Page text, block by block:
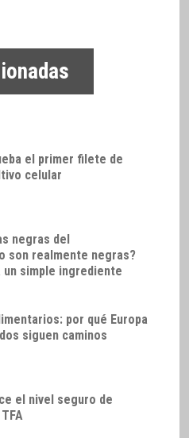
el primer filete de
celular
negras del
son realmente negras?
un simple ingrediente
por qué Europa
siguen caminos
el nivel seguro de